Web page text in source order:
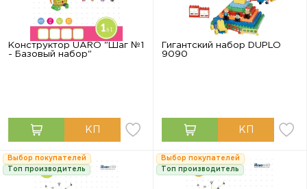
Конструктор UARO "Шаг №1
- Базовый набор"
Гигантский набор DUPLO
9090
Выбор покупателей
Топ производитель
Выбор покупателей
Топ производитель